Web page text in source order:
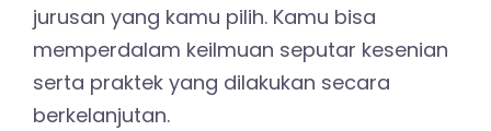
jurusan yang kamu pilih. Kamu bisa
memperdalam keilmuan seputar kesenian
serta praktek yang dilakukan secara
berkelanjutan.